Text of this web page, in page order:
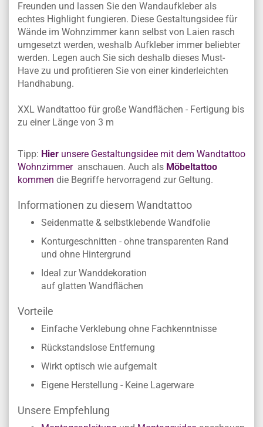
Freunden und lassen Sie den Wandaufkleber als
echtes Highlight fungieren. Diese Gestaltungsidee für
Wände im Wohnzimmer kann selbst von Laien rasch
umgesetzt werden, weshalb Aufkleber immer beliebter
werden. Legen auch Sie sich deshalb dieses Must-
Have zu und profitieren Sie von einer kinderleichten
Handhabung.
XXL Wandtattoo für große Wandflächen - Fertigung bis
zu einer Länge von 3 m
Tipp: Hier unsere Gestaltungsidee mit dem Wandtattoo
Wohnzimmer anschauen. Auch als Möbeltattoo
kommen die Begriffe hervorragend zur Geltung.
Informationen zu diesem Wandtattoo
Seidenmatte & selbstklebende Wandfolie
Konturgeschnitten - ohne transparenten Rand
und ohne Hintergrund
Ideal zur Wanddekoration
auf glatten Wandflächen
Vorteile
Einfache Verklebung ohne Fachkenntnisse
Rückstandslose Entfernung
Wirkt optisch wie aufgemalt
Eigene Herstellung - Keine Lagerware
Unsere Empfehlung